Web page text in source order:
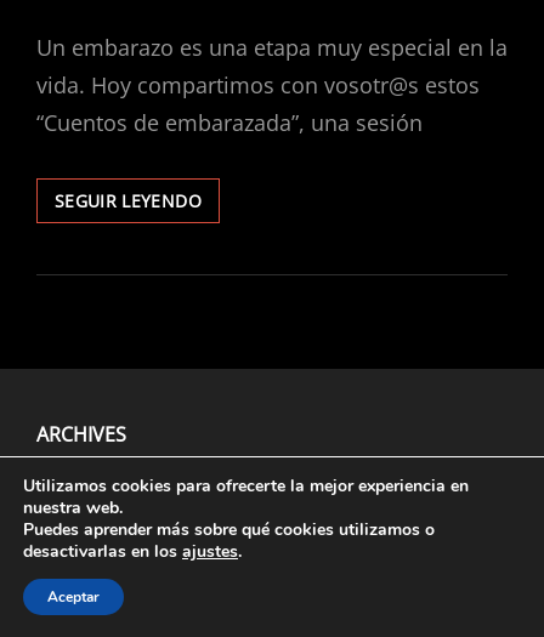
Un embarazo es una etapa muy especial en la
vida. Hoy compartimos con vosotr@s estos
“Cuentos de embarazada”, una sesión
SEGUIR LEYENDOCUENTOS
DE
ARCHIVES
Aviso Legal, Políticas De
Utilizamos cookies para ofrecerte la mejor experiencia en
nuestra web.
Puedes aprender más sobre qué cookies utilizamos o
desactivarlas en los ajustes.
Aceptar